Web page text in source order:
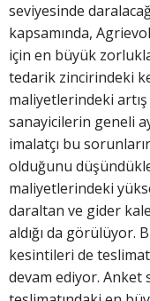
seviyesinde
kapsamında,
için en büyük
tedarik zincirindeki
maliyetlerindeki
sanayicilerin geneli
imalatçı bu
olduğunu
maliyetlerindeki
daraltan ve gider
aldığı da görülüyor.
kesintileri de
devam ediyor. Anket